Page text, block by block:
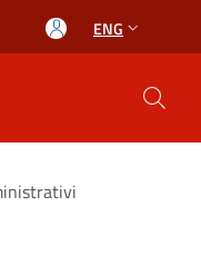
ENG